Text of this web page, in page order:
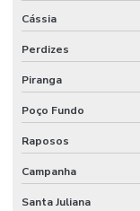
Cássia
Perdizes
Piranga
Poço Fundo
Raposos
Campanha
Santa Juliana